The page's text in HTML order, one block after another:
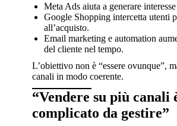
Meta Ads aiuta a generare
Google Shopping intercetta utenti
all’acquisto.
Email marketing e automation
del cliente nel tempo.
L’obiettivo non è “essere ovunque”,
canali in modo coerente.
“Vendere su più canali
complicato da gestire”